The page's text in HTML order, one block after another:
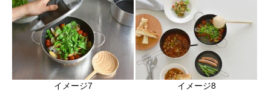
イメージ7 イメージ8